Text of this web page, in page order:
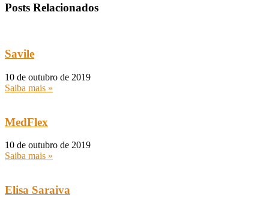
Posts Relacionados
Savile
10 de outubro de 2019
Saiba mais »
MedFlex
10 de outubro de 2019
Saiba mais »
Elisa Saraiva